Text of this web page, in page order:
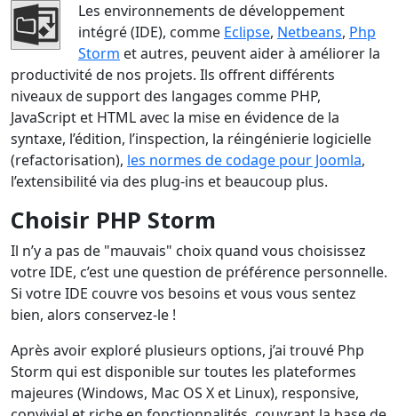
Les environnements de développement
intégré (IDE), comme Eclipse, Netbeans, Php
Storm et autres, peuvent aider à améliorer la
productivité de nos projets. Ils offrent différents
niveaux de support des langages comme PHP,
JavaScript et HTML avec la mise en évidence de la
syntaxe, l’édition, l’inspection, la réingénierie logicielle
(refactorisation), les normes de codage pour Joomla,
l’extensibilité via des plug-ins et beaucoup plus.
Choisir PHP Storm
Il n’y a pas de "mauvais" choix quand vous choisissez
votre IDE, c’est une question de préférence personnelle.
Si votre IDE couvre vos besoins et vous vous sentez
bien, alors conservez-le !
Après avoir exploré plusieurs options, j’ai trouvé Php
Storm qui est disponible sur toutes les plateformes
majeures (Windows, Mac OS X et Linux), responsive,